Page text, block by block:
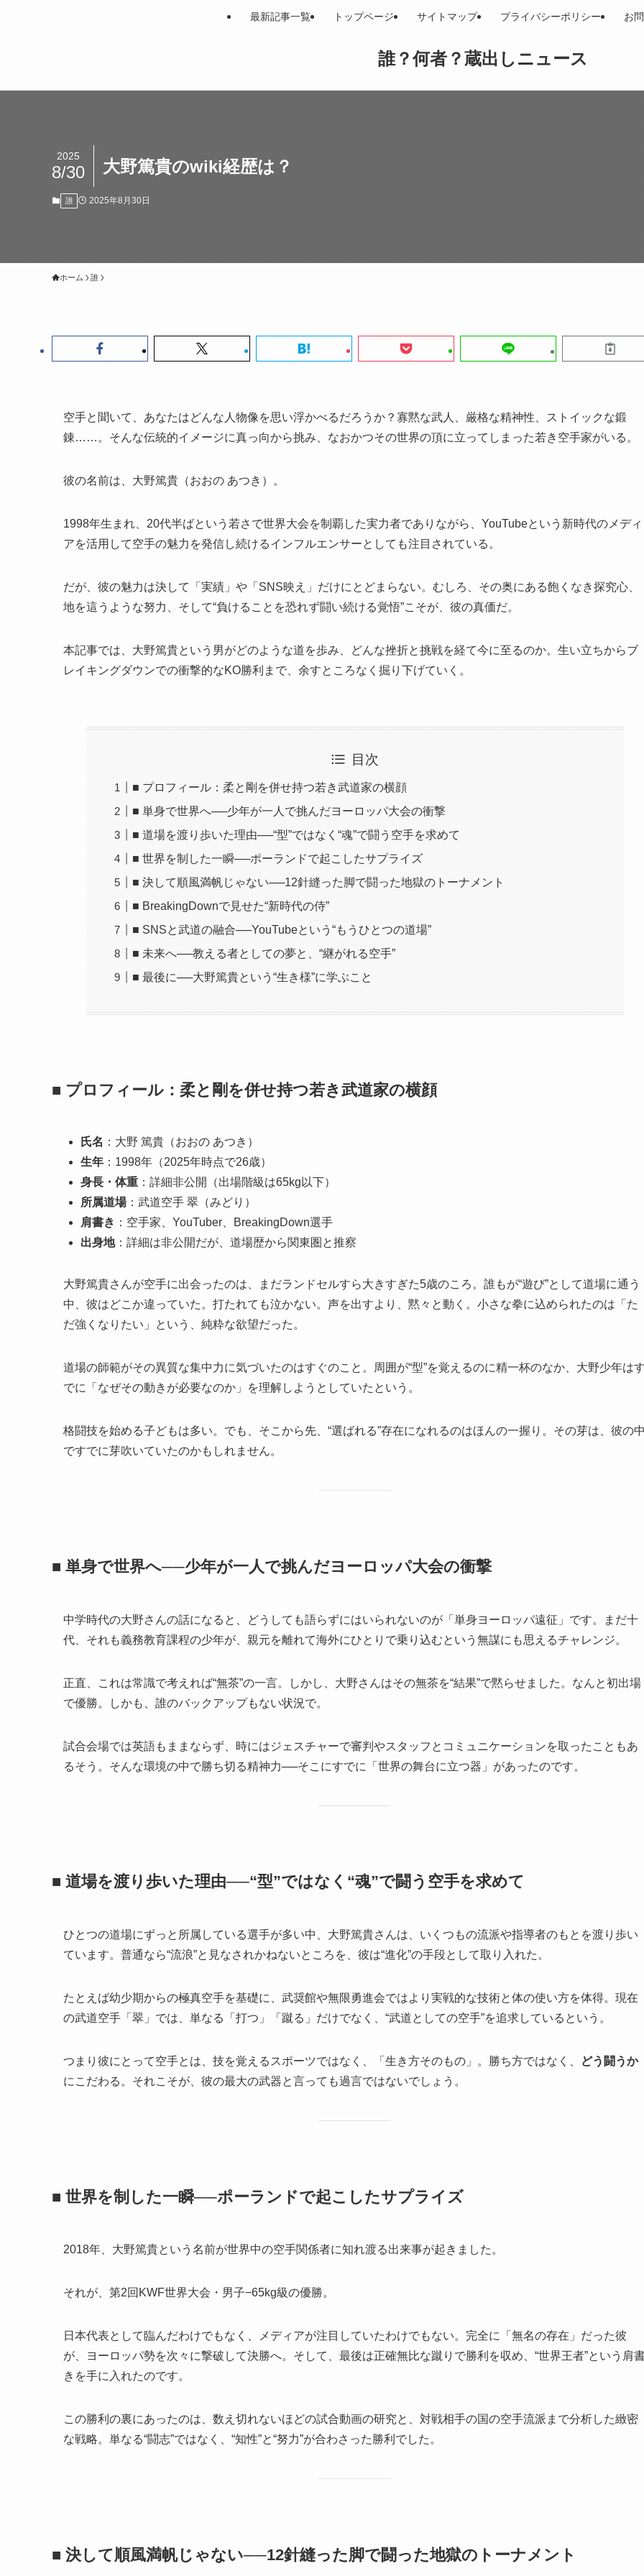
誰？何者？蔵出しニュース
最新記事一覧 トップページ サイトマップ プライバシーポリシー お
大野篤貴のwiki経歴は？
2025
8/30
誰 2025年8月30日
ホーム 誰
空手と聞いて、あなたはどんな人物像を思い浮かべるだろうか？寡黙な武人、厳格な精神性、ストイックな鍛
錬……。そんな伝統的イメージに真っ向から挑み、なおかつその世界の頂に立ってしまった若き空手家がいる。
彼の名前は、大野篤貴（おおの あつき）。
1998年生まれ、20代半ばという若さで世界大会を制覇した実力者でありながら、YouTubeという新時代のメディ
アを活用して空手の魅力を発信し続けるインフルエンサーとしても注目されている。
だが、彼の魅力は決して「実績」や「SNS映え」だけにとどまらない。むしろ、その奥にある飽くなき探究心、
地を這うような努力、そして“負けることを恐れず闘い続ける覚悟”こそが、彼の真価だ。
本記事では、大野篤貴という男がどのような道を歩み、どんな挫折と挑戦を経て今に至るのか。生い立ちからブ
レイキングダウンでの衝撃的なKO勝利まで、余すところなく掘り下げていく。
目次
■ プロフィール：柔と剛を併せ持つ若き武道家の横顔
■ 単身で世界へ──少年が一人で挑んだヨーロッパ大会の衝撃
■ 道場を渡り歩いた理由──“型”ではなく“魂”で闘う空手を求めて
■ 世界を制した一瞬──ポーランドで起こしたサプライズ
■ 決して順風満帆じゃない──12針縫った脚で闘った地獄のトーナメント
■ BreakingDownで見せた“新時代の侍”
■ SNSと武道の融合──YouTubeという“もうひとつの道場”
■ 未来へ──教える者としての夢と、“継がれる空手”
■ 最後に──大野篤貴という“生き様”に学ぶこと
■ プロフィール：柔と剛を併せ持つ若き武道家の横顔
氏名 ：大野 篤貴（おおの あつき）
生年 ：1998年（2025年時点で26歳）
身長・体重 ：詳細非公開（出場階級は65kg以下）
所属道場：武道空手 翠（みどり）
肩書き ：空手家、YouTuber、BreakingDown選手
出身地：詳細は非公開だが、道場歴から関東圏と推察
大野篤貴さんが空手に出会ったのは、まだランドセルすら大きすぎた5歳のころ。誰もが“遊び”として道場に通う
中、彼はどこか違っていた。打たれても泣かない。声を出すより、黙々と動く。小さな拳に込められたのは「た
だ強くなりたい」という、純粋な欲望だった。
道場の師範がその異質な集中力に気づいたのはすぐのこと。周囲が“型”を覚えるのに精一杯のなか、大野少年は
でに「なぜその動きが必要なのか」を理解しようとしていたという。
格闘技を始める子どもは多い。でも、そこから先、“選ばれる”存在になれるのはほんの一握り。その芽は、彼の
ですでに芽吹いていたのかもしれません。
■ 単身で世界へ──少年が一人で挑んだヨーロッパ大会の衝撃
中学時代の大野さんの話になると、どうしても語らずにはいられないのが「単身ヨーロッパ遠征」です。まだ十
代、それも義務教育課程の少年が、親元を離れて海外にひとりで乗り込むという無謀にも思えるチャレンジ。
正直、これは常識で考えれば“無茶”の一言。しかし、大野さんはその無茶を“結果”で黙らせました。なんと初出場
で優勝。しかも、誰のバックアップもない状況で。
試合会場では英語もままならず、時にはジェスチャーで審判やスタッフとコミュニケーションを取ったこともあ
るそう。そんな環境の中で勝ち切る精神力──そこにすでに「世界の舞台に立つ器」があったのです。
■ 道場を渡り歩いた理由──“型”ではなく“魂”で闘う空手を求めて
ひとつの道場にずっと所属している選手が多い中、大野篤貴さんは、いくつもの流派や指導者のもとを渡り歩い
ています。普通なら“流浪”と見なされかねないところを、彼は“進化”の手段として取り入れた。
たとえば幼少期からの極真空手を基礎に、武奨館や無限勇進会ではより実戦的な技術と体の使い方を体得。現在
の武道空手「翠」では、単なる「打つ」「蹴る」だけでなく、“武道としての空手”を追求しているという。
つまり彼にとって空手とは、技を覚えるスポーツではなく、「生き方そのもの」。勝ち方ではなく、
どう闘うか
にこだわる。それこそが、彼の最大の武器と言っても過言ではないでしょう。
■ 世界を制した一瞬──ポーランドで起こしたサプライズ
2018年、大野篤貴という名前が世界中の空手関係者に知れ渡る出来事が起きました。
それが、第2回KWF世界大会・男子−65kg級の優勝。
日本代表として臨んだわけでもなく、メディアが注目していたわけでもない。完全に「無名の存在」だった彼
が、ヨーロッパ勢を次々に撃破して決勝へ。そして、最後は正確無比な蹴りで勝利を収め、“世界王者”という肩
きを手に入れたのです。
この勝利の裏にあったのは、数え切れないほどの試合動画の研究と、対戦相手の国の空手流派まで分析した緻密
な戦略。単なる“闘志”ではなく、“知性”と“努力”が合わさった勝利でした。
■ 決して順風満帆じゃない──12針縫った脚で闘った地獄のトーナメント